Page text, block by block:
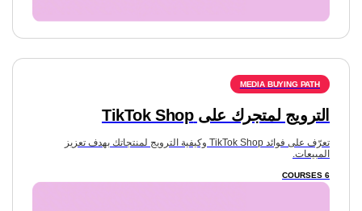
الترويج لمتجرك على TikTok Shop
تعرّف على فوائد TikTok Shop وكيفية الترويج لمنتجاتك بهدف تعزيز
المبيعات.